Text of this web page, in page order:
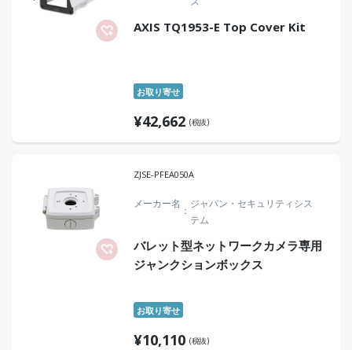
AXIS TQ1953-E Top Cover Kit
お取り寄せ
¥42,662 (税抜)
ZJSE-PFEA050A
メーカー名
ジャパン・セキュリティシス
テム
バレット型ネットワークカメラ専用
ジャンクションボックス
お取り寄せ
¥10,110 (税抜)